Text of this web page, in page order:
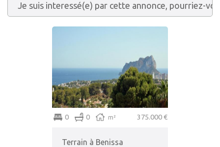
0 0 m² 375.000 €
Terrain à Benissa